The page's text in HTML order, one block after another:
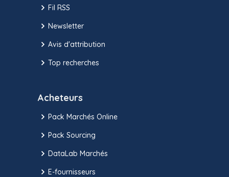
Fil RSS
Newsletter
Avis d'attribution
Top recherches
Acheteurs
Pack Marchés Online
Pack Sourcing
DataLab Marchés
E-fournisseurs